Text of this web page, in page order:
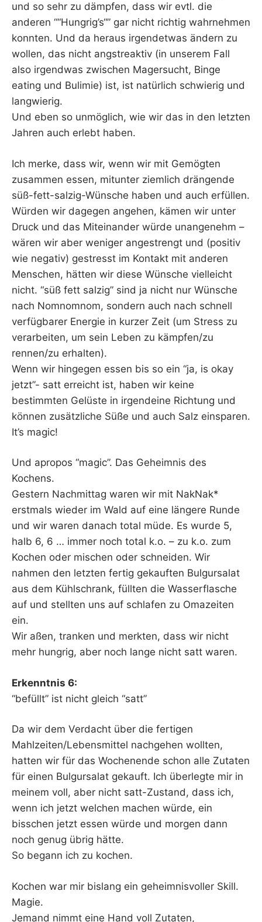
und so sehr zu dämpfen, dass wir evtl. die
anderen ““Hungrig’s“” gar nicht richtig wahrnehmen
konnten. Und da heraus irgendetwas ändern zu
wollen, das nicht angstreaktiv (in unserem Fall
also irgendwas zwischen Magersucht, Binge
eating und Bulimie) ist, ist natürlich schwierig und
langwierig.
Und eben so unmöglich, wie wir das in den letzten
Jahren auch erlebt haben.
Ich merke, dass wir, wenn wir mit Gemögten
zusammen essen, mitunter ziemlich drängende
süß-fett-salzig-Wünsche haben und auch erfüllen.
Würden wir dagegen angehen, kämen wir unter
Druck und das Miteinander würde unangenehm –
wären wir aber weniger angestrengt und (positiv
wie negativ) gestresst im Kontakt mit anderen
Menschen, hätten wir diese Wünsche vielleicht
nicht. “süß fett salzig” sind ja nicht nur Wünsche
nach Nomnomnom, sondern auch nach schnell
verfügbarer Energie in kurzer Zeit (um Stress zu
verarbeiten, um sein Leben zu kämpfen/zu
rennen/zu erhalten).
Wenn wir hingegen essen bis so ein “ja, is okay
jetzt”- satt erreicht ist, haben wir keine
bestimmten Gelüste in irgendeine Richtung und
können zusätzliche Süße und auch Salz einsparen.
It’s magic!
Und apropos “magic”. Das Geheimnis des
Kochens.
Gestern Nachmittag waren wir mit NakNak*
erstmals wieder im Wald auf eine längere Runde
und wir waren danach total müde. Es wurde 5,
halb 6, 6 … immer noch total k.o. – zu k.o. zum
Kochen oder mischen oder schneiden. Wir
nahmen den letzten fertig gekauften Bulgursalat
aus dem Kühlschrank, füllten die Wasserflasche
auf und stellten uns auf schlafen zu Omazeiten
ein.
Wir aßen, tranken und merkten, dass wir nicht
mehr hungrig, aber noch lange nicht satt waren.
Erkenntnis 6:
“befüllt” ist nicht gleich “satt”
Da wir dem Verdacht über die fertigen
Mahlzeiten/Lebensmittel nachgehen wollten,
hatten wir für das Wochenende schon alle Zutaten
für einen Bulgursalat gekauft. Ich überlegte mir in
meinem voll, aber nicht satt-Zustand, dass ich,
wenn ich jetzt welchen machen würde, ein
bisschen jetzt essen würde und morgen dann
noch genug übrig hätte.
So begann ich zu kochen.
Kochen war mir bislang ein geheimnisvoller Skill.
Magie.
Jemand nimmt eine Hand voll Zutaten,